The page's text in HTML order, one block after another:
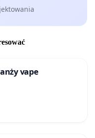
vape